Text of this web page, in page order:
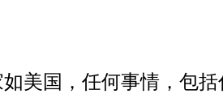
美国，任何事情，包